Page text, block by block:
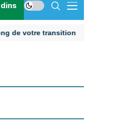
transition